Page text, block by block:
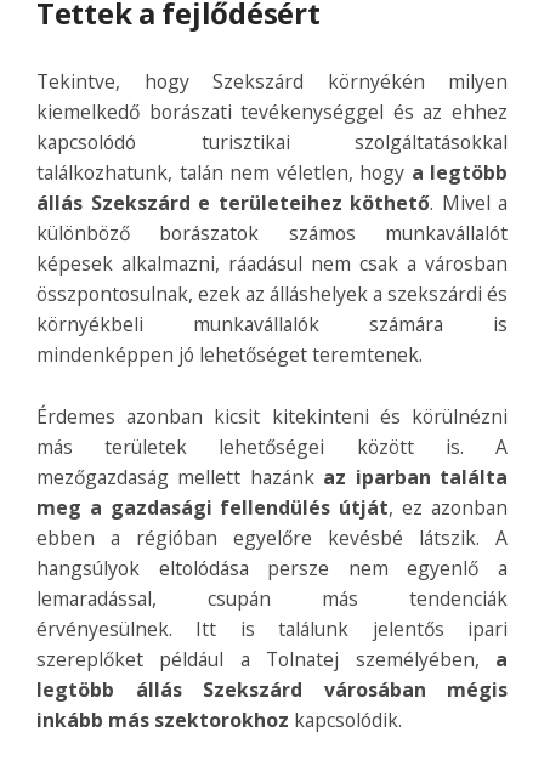
Tettek a fejlődésért
Tekintve, hogy Szekszárd környékén milyen
kiemelkedő borászati tevékenységgel és az ehhez
kapcsolódó turisztikai szolgáltatásokkal
találkozhatunk, talán nem véletlen, hogy a legtöbb
állás Szekszárd e területeihez köthető. Mivel a
különböző borászatok számos munkavállalót
képesek alkalmazni, ráadásul nem csak a városban
összpontosulnak, ezek az álláshelyek a szekszárdi és
környékbeli munkavállalók számára is
mindenképpen jó lehetőséget teremtenek.
Érdemes azonban kicsit kitekinteni és körülnézni
más területek lehetőségei között is. A
mezőgazdaság mellett hazánk az iparban találta
meg a gazdasági fellendülés útját, ez azonban
ebben a régióban egyelőre kevésbé látszik. A
hangsúlyok eltolódása persze nem egyenlő a
lemaradással, csupán más tendenciák
érvényesülnek. Itt is találunk jelentős ipari
szereplőket például a Tolnatej személyében, a
legtöbb állás Szekszárd városában mégis
inkább más szektorokhoz kapcsolódik.